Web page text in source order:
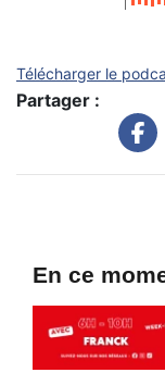
Télécharger le
Partager :
En ce